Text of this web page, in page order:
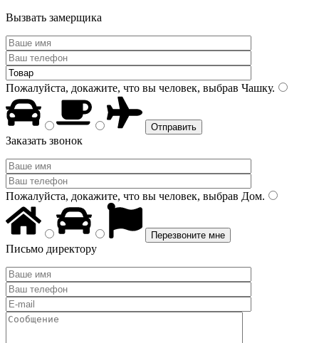
Вызвать замерщика
Пожалуйста, докажите, что вы человек, выбрав Чашку.
Заказать звонок
Пожалуйста, докажите, что вы человек, выбрав Дом.
Письмо директору